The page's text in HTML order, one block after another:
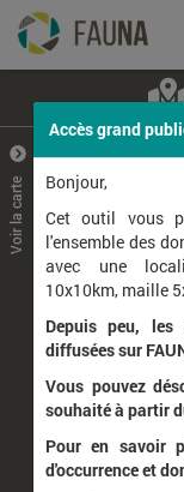
+
–
Voir la carte
Rang
Affichage de1à 1
Accès grand
Bonjour,
Cet outil vous
l'ensemble des
avec une
10x10km, maille
Depuis peu, les
diffusées sur
Vous pouvez
souhaité à partir
Pour en savoir
d'occurrence et